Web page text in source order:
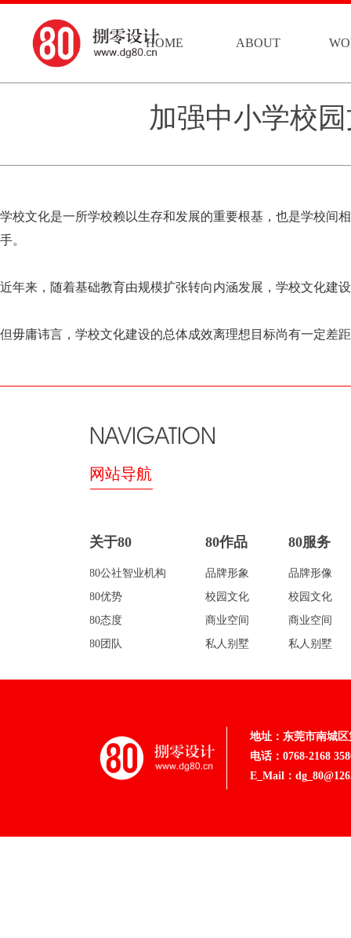
HOME ABOUT
加强中小学校
学校文化是一所学校赖以生存和发展的重要根基，也是学校间
手。
近年来，随着基础教育由规模扩张转向内涵发展，学校文化建
但毋庸讳言，学校文化建设的总体成效离理想目标尚有一定差
NAVIGATION
网站导航
关于80
80公社智业机构
80优势
80态度
80团队
80作品
品牌形象
校园文化
商业空间
私人别墅
80服务
品牌形像
校园文化
商业空间
私人别墅
地址：东莞市南城
电话：0768-2168
E_Mail：